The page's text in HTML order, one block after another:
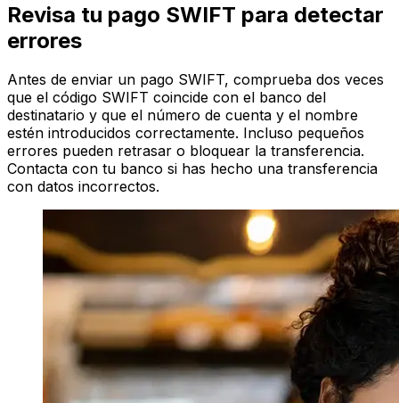
Revisa tu pago SWIFT para detectar
errores
Antes de enviar un pago SWIFT, comprueba dos veces
que el código SWIFT coincide con el banco del
destinatario y que el número de cuenta y el nombre
estén introducidos correctamente. Incluso pequeños
errores pueden retrasar o bloquear la transferencia.
Contacta con tu banco si has hecho una transferencia
con datos incorrectos.